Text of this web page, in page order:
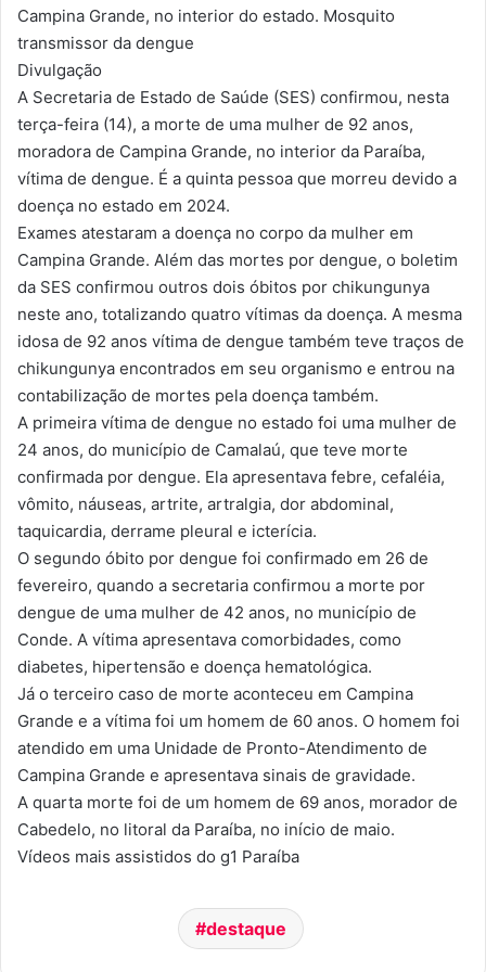
Campina Grande, no interior do estado. Mosquito
transmissor da dengue
Divulgação
A Secretaria de Estado de Saúde (SES) confirmou, nesta
terça-feira (14), a morte de uma mulher de 92 anos,
moradora de Campina Grande, no interior da Paraíba,
vítima de dengue. É a quinta pessoa que morreu devido a
doença no estado em 2024.
Exames atestaram a doença no corpo da mulher em
Campina Grande. Além das mortes por dengue, o boletim
da SES confirmou outros dois óbitos por chikungunya
neste ano, totalizando quatro vítimas da doença. A mesma
idosa de 92 anos vítima de dengue também teve traços de
chikungunya encontrados em seu organismo e entrou na
contabilização de mortes pela doença também.
A primeira vítima de dengue no estado foi uma mulher de
24 anos, do município de Camalaú, que teve morte
confirmada por dengue. Ela apresentava febre, cefaléia,
vômito, náuseas, artrite, artralgia, dor abdominal,
taquicardia, derrame pleural e icterícia.
O segundo óbito por dengue foi confirmado em 26 de
fevereiro, quando a secretaria confirmou a morte por
dengue de uma mulher de 42 anos, no município de
Conde. A vítima apresentava comorbidades, como
diabetes, hipertensão e doença hematológica.
Já o terceiro caso de morte aconteceu em Campina
Grande e a vítima foi um homem de 60 anos. O homem foi
atendido em uma Unidade de Pronto-Atendimento de
Campina Grande e apresentava sinais de gravidade.
A quarta morte foi de um homem de 69 anos, morador de
Cabedelo, no litoral da Paraíba, no início de maio.
Vídeos mais assistidos do g1 Paraíba
destaque